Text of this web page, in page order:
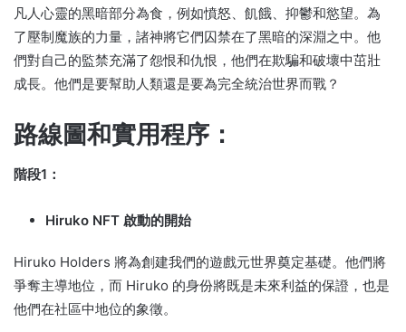
凡人心靈的黑暗部分為食，例如憤怒、飢餓、抑鬱和慾望。 為
了壓制魔族的力量，諸神將它們囚禁在了黑暗的深淵之中。 他
們對自己的監禁充滿了怨恨和仇恨，他們在欺騙和破壞中茁壯
成長。 他們是要幫助人類還是要為完全統治世界而戰？
路線圖和實用程序：
階段1：
Hiruko NFT 啟動的開始
Hiruko Holders 將為創建我們的遊戲元世界奠定基礎。 他們將
爭奪主導地位，而 Hiruko 的身份將既是未來利益的保證，也是
他們在社區中地位的象徵。